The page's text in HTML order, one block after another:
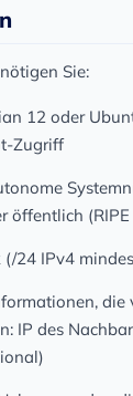
Sie:
12 oder
Zugriff
öffentlich (RIPE
(/24 IPv4
, die
IP des